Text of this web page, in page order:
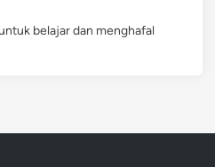
belajar dan menghafal